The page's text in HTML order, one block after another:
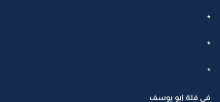
*
*
*
في فلة ابو يوسف